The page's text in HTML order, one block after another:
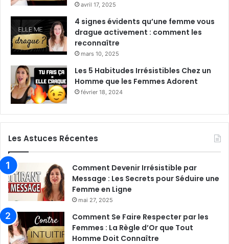
avril 17, 2025
4 signes évidents qu’une femme vous
drague activement : comment les
reconnaître
mars 10, 2025
Les 5 Habitudes Irrésistibles Chez un
Homme que les Femmes Adorent
février 18, 2024
Les Astuces Récentes
Comment Devenir Irrésistible par
Message : Les Secrets pour Séduire une
Femme en Ligne
mai 27, 2025
Comment Se Faire Respecter par les
Femmes : La Règle d’Or que Tout
Homme Doit Connaître